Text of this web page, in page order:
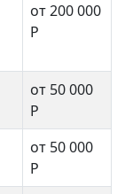
от 200 000
Р
от 50 000
Р
от 50 000
Р